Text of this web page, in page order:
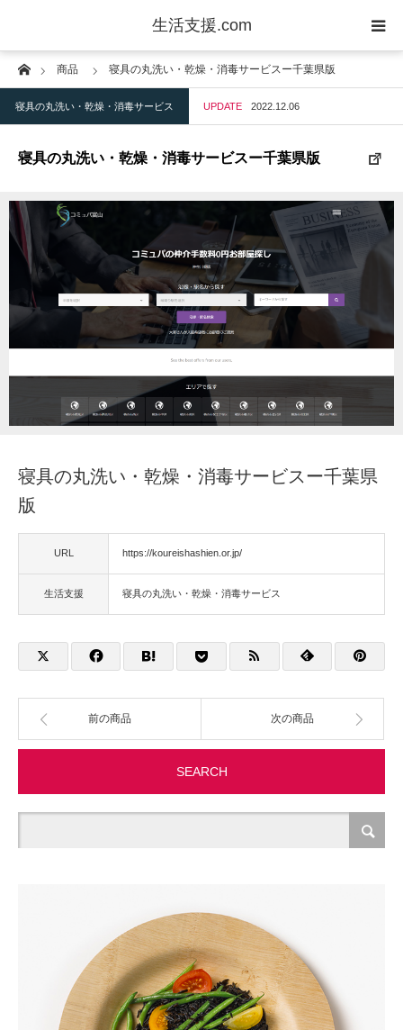
生活支援.com
Home商品 寝具の丸洗い・乾燥・消毒サービスー千葉県版
寝具の丸洗い・乾燥・消毒サービス UPDATE 2022.12.06
寝具の丸洗い・乾燥・消毒サービスー千葉県版
寝具の丸洗い・乾燥・消毒サービスー千葉県
版
URL https://koureishashien.or.jp/
生活支援 寝具の丸洗い・乾燥・消毒サービス
前の商品 次の商品
SEARCH
剪定・造園
防犯
家電設置・修理
水道修理・メンテナンス
ハウスクリーニング
生活支援